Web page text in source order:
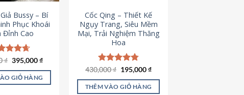
Bussy – Bí
Phục Khoái
Đỉnh Cao
xếp
₫ Giá
là:
595,000 ₫.
395,000₫Giá
tại
là:
GIỎ HÀNG
Cốc Qing – Thiết Kế
Ngụy Trang, Siêu Mềm
Mại, Trải Nghiệm Thăng
Hoa
Được xếp
5 sao
430,000₫ Giá
là:
430,000 ₫.
195,000₫Giá
tại
là:
THÊM VÀO GIỎ HÀNG